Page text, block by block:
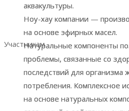
аквакультуры.
Ноу-хау компании —
на основе эфирных масел.
Натуральные компоненты
проблемы, связанные со
последствий для организма
потребления. Комплексное
на основе натуральных
аквакультуры.
Ноу-хау компании —
на основе эфирных масел.
Натуральные компоненты
проблемы, связанные со
последствий для организма
потребления. Комплексное
на основе натуральных
Итоговый репорт 2023
Контакты
Участникам
Забронировать стенд
Преимущества участия
Аналитика по посетителям
Отзывы участников